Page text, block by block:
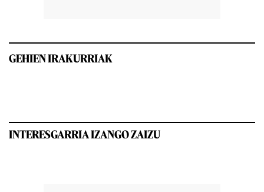
GEHIEN IRAKURRIAK
INTERESGARRIA IZANGO ZAIZU